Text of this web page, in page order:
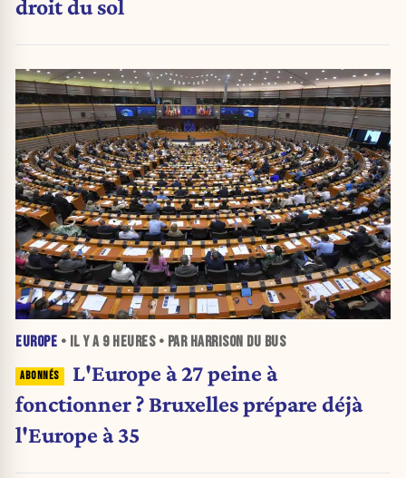
droit du sol
EUROPE • IL Y A 9 HEURES• PAR HARRISON DU BUS
L'Europe à 27 peine à
fonctionner ? Bruxelles prépare déjà
l'Europe à 35